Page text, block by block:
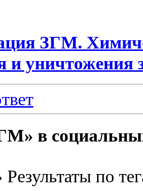
ЗГМ.
и уничтожения
в
Результаты по